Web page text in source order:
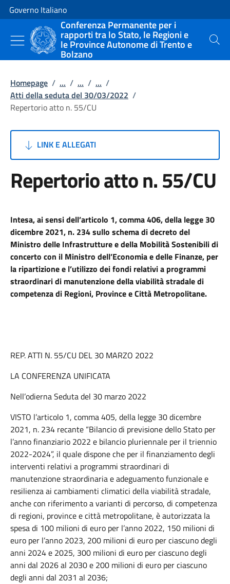
Vai al contenuto
Vai alla navigazione del sito
Governo Italiano
Conferenza Permanente per i
rapporti tra lo Stato, le Regioni e
le Province Autonome di Trento e
Bolzano
Cerca
Homepage / ... / ... / ... /
Atti della seduta del 30/03/2022 /
Repertorio atto n. 55/CU
LINK E ALLEGATI
Repertorio atto n. 55/CU
Intesa, ai sensi dell’articolo 1, comma 406, della legge 30
dicembre 2021, n. 234 sullo schema di decreto del
Ministro delle Infrastrutture e della Mobilità Sostenibili di
concerto con il Ministro dell’Economia e delle Finanze, per
la ripartizione e l’utilizzo dei fondi relativi a programmi
straordinari di manutenzione della viabilità stradale di
competenza di Regioni, Province e Città Metropolitane.
REP. ATTI N. 55/CU DEL 30 MARZO 2022
LA CONFERENZA UNIFICATA
Nell’odierna Seduta del 30 marzo 2022
VISTO l’articolo 1, comma 405, della legge 30 dicembre
2021, n. 234 recante “Bilancio di previsione dello Stato per
l’anno finanziario 2022 e bilancio pluriennale per il triennio
2022-2024”, il quale dispone che per il finanziamento degli
interventi relativi a programmi straordinari di
manutenzione straordinaria e adeguamento funzionale e
resilienza ai cambiamenti climatici della viabilità stradale,
anche con riferimento a varianti di percorso, di competenza
di regioni, province e città metropolitane, è autorizzata la
spesa di 100 milioni di euro per l’anno 2022, 150 milioni di
euro per l’anno 2023, 200 milioni di euro per ciascuno degli
anni 2024 e 2025, 300 milioni di euro per ciascuno degli
anni dal 2026 al 2030 e 200 milioni di euro per ciascuno
degli anni dal 2031 al 2036;